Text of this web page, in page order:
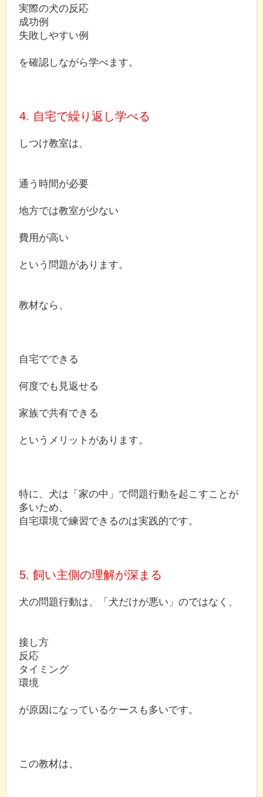
実際の犬の反応
成功例
失敗しやすい例
を確認しながら学べます。
4. 自宅で繰り返し学べる
しつけ教室は、
通う時間が必要
地方では教室が少ない
費用が高い
という問題があります。
教材なら、
自宅でできる
何度でも見返せる
家族で共有できる
というメリットがあります。
特に、犬は「家の中」で問題行動を起こすことが
多いため、
自宅環境で練習できるのは実践的です。
5. 飼い主側の理解が深まる
犬の問題行動は、「犬だけが悪い」のではなく、
接し方
反応
タイミング
環境
が原因になっているケースも多いです。
この教材は、